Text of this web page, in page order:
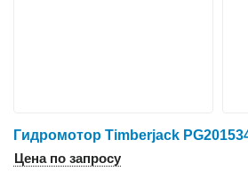
Цена по запросу